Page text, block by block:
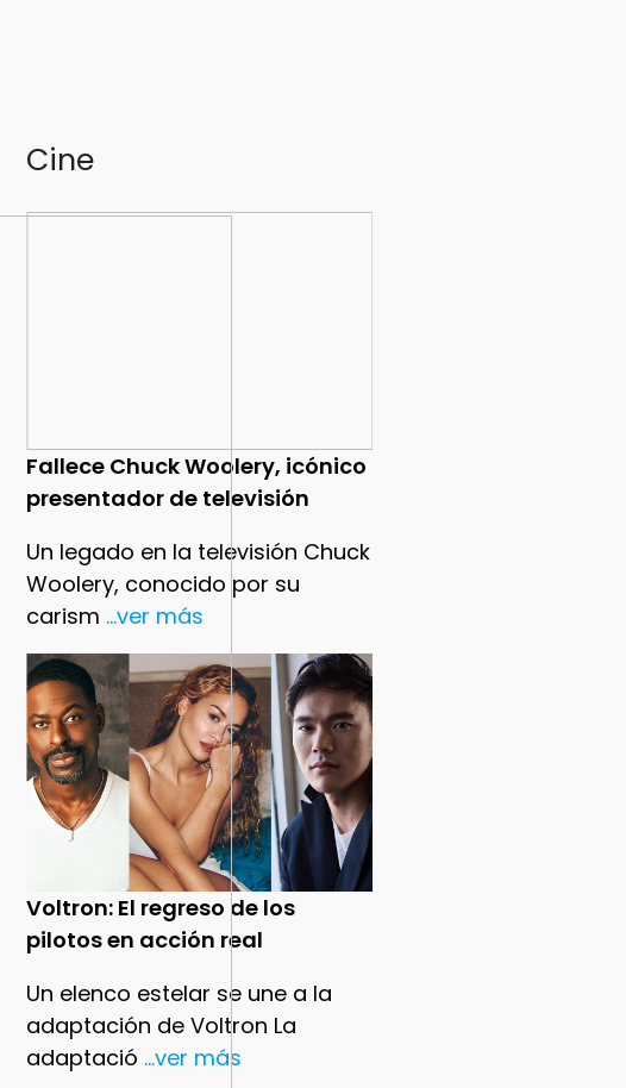
Cine
Fallece Chuck Woolery, icónico
presentador de televisión
Un legado en la televisión Chuck
Woolery, conocido por su
carism ...ver más
Voltron: El regreso de los
pilotos en acción real
Un elenco estelar se une a la
adaptación de Voltron La
adaptació ...ver más